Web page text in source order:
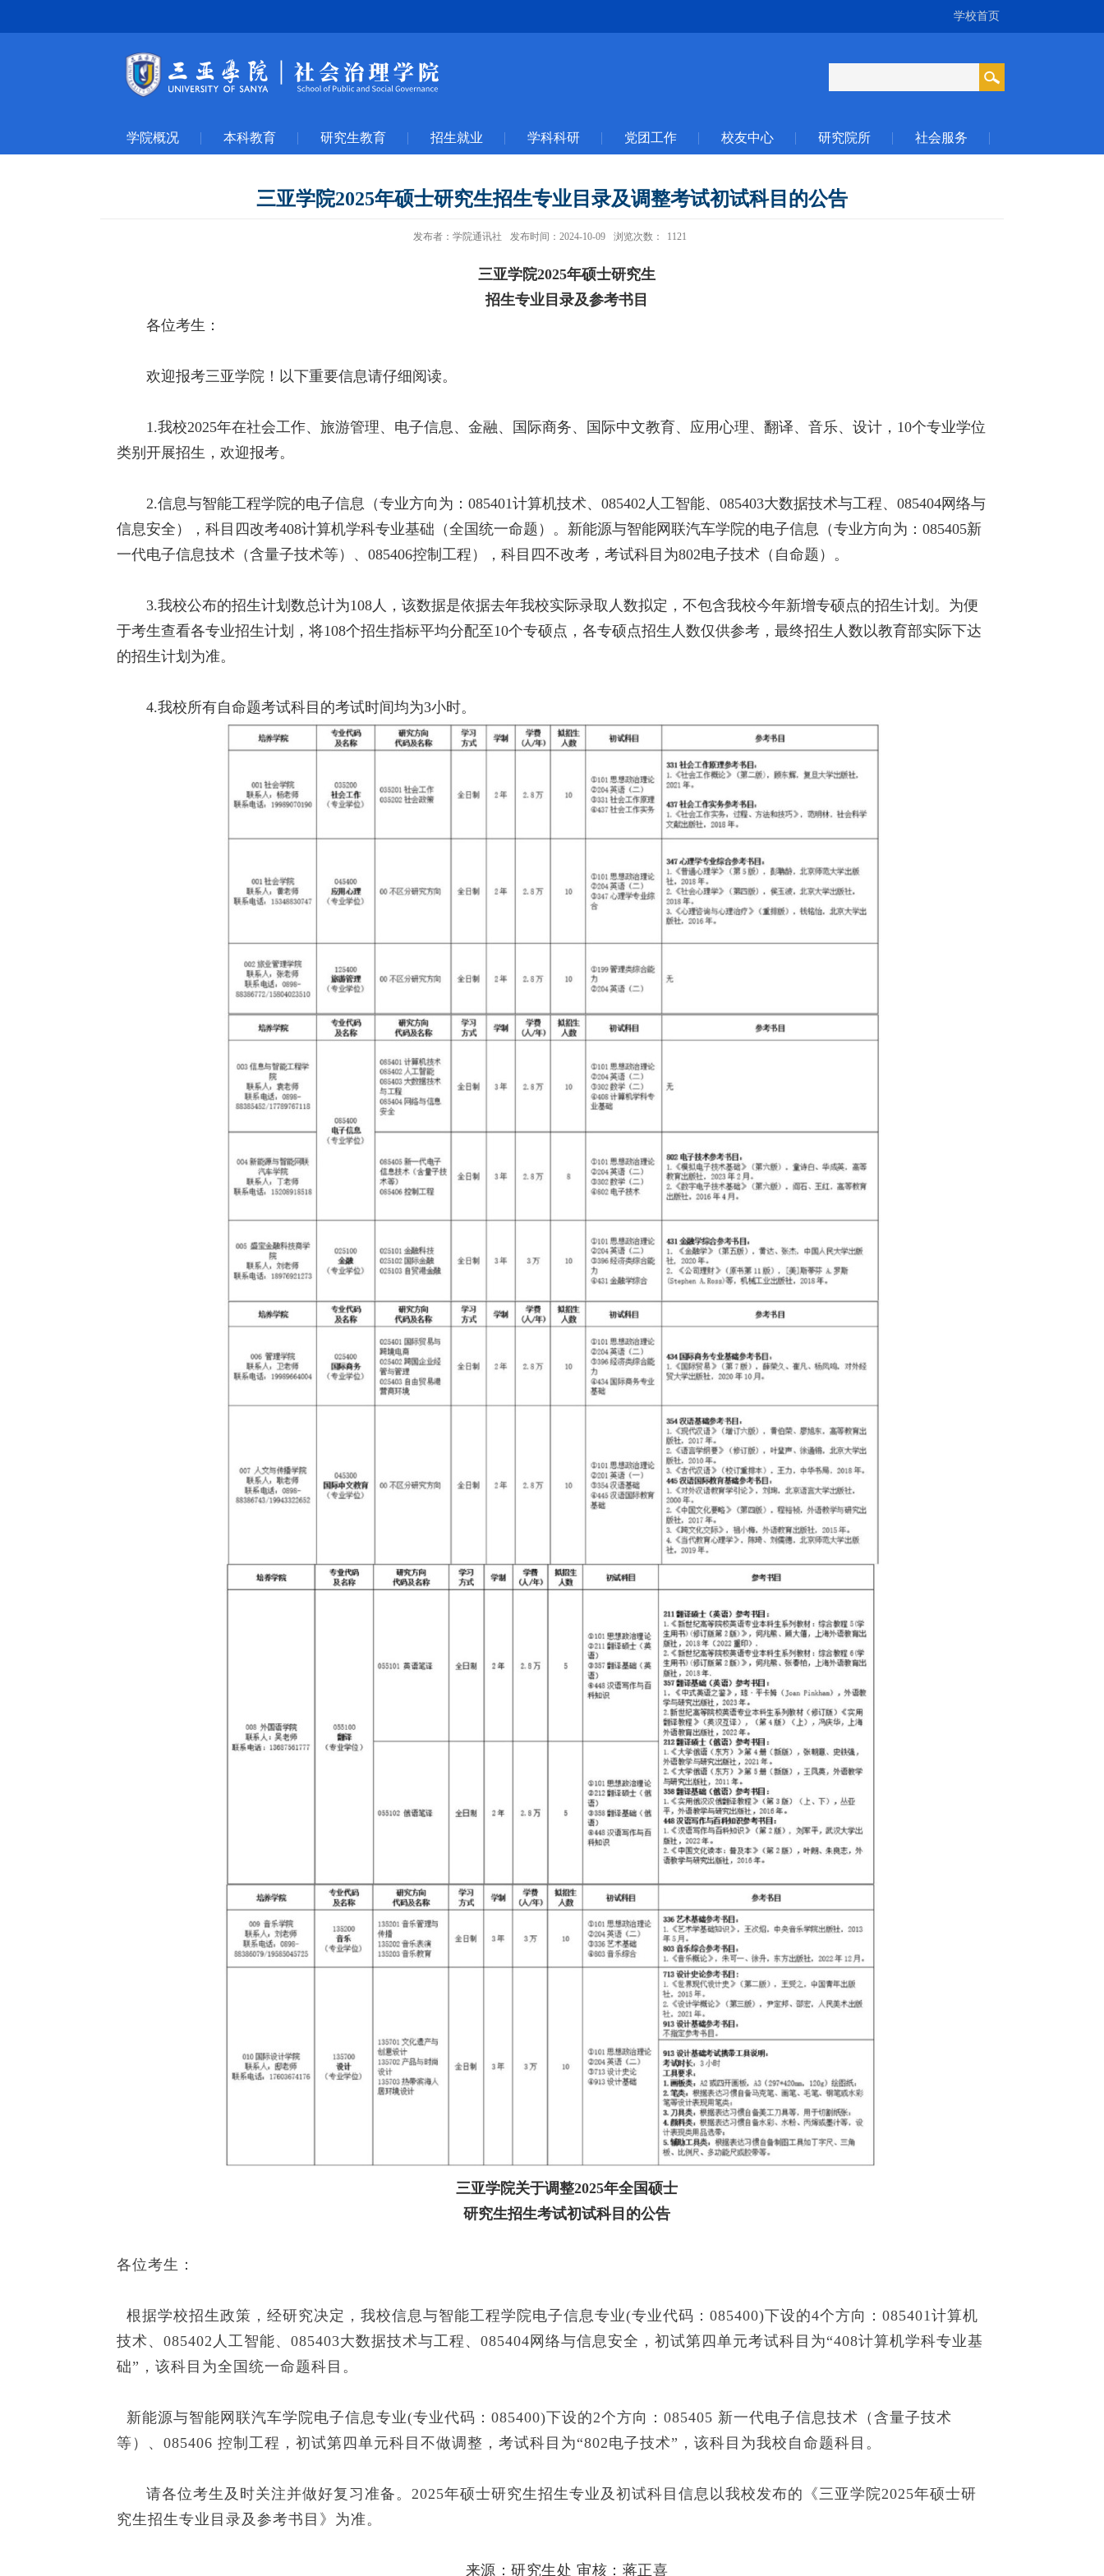
学校首页
学院概况 本科教育 研究生教育 招生就业 学科科研 党团工作 校友中心 研究院所 社会服务
三亚学院2025年硕士研究生招生专业目录及调整考试初试科目的公告
发布者：学院通讯社 发布时间：2024-10-09 浏览次数： 1121
三亚学院2025年硕士研究生
招生专业目录及参考书目
各位考生：
欢迎报考三亚学院！以下重要信息请仔细阅读。
1.我校2025年在社会工作、旅游管理、电子信息、金融、国际商务、国际中文教育、应用心理、翻译、音乐、设计，10个专业学位
类别开展招生，欢迎报考。
2.信息与智能工程学院的电子信息（专业方向为：085401计算机技术、085402人工智能、085403大数据技术与工程、085404网络与
信息安全），科目四改考408计算机学科专业基础（全国统一命题）。新能源与智能网联汽车学院的电子信息（专业方向为：085405新
一代电子信息技术（含量子技术等）、085406控制工程），科目四不改考，考试科目为802电子技术（自命题）。
3.我校公布的招生计划数总计为108人，该数据是依据去年我校实际录取人数拟定，不包含我校今年新增专硕点的招生计划。为便
于考生查看各专业招生计划，将108个招生指标平均分配至10个专硕点，各专硕点招生人数仅供参考，最终招生人数以教育部实际下达
的招生计划为准。
4.我校所有自命题考试科目的考试时间均为3小时。
三亚学院关于调整2025年全国硕士
研究生招生考试初试科目的公告
各位考生：
根据学校招生政策，经研究决定，我校信息与智能工程学院电子信息专业(专业代码：085400)下设的4个方向：085401计算机
技术、085402人工智能、085403大数据技术与工程、085404网络与信息安全，初试第四单元考试科目为“408计算机学科专业基
础”，该科目为全国统一命题科目。
新能源与智能网联汽车学院电子信息专业(专业代码：085400)下设的2个方向：085405 新一代电子信息技术（含量子技术
等）、085406 控制工程，初试第四单元科目不做调整，考试科目为“802电子技术”，该科目为我校自命题科目。
请各位考生及时关注并做好复习准备。2025年硕士研究生招生专业及初试科目信息以我校发布的《三亚学院2025年硕士研
究生招生专业目录及参考书目》为准。
来源：研究生处 审核：蒋正喜